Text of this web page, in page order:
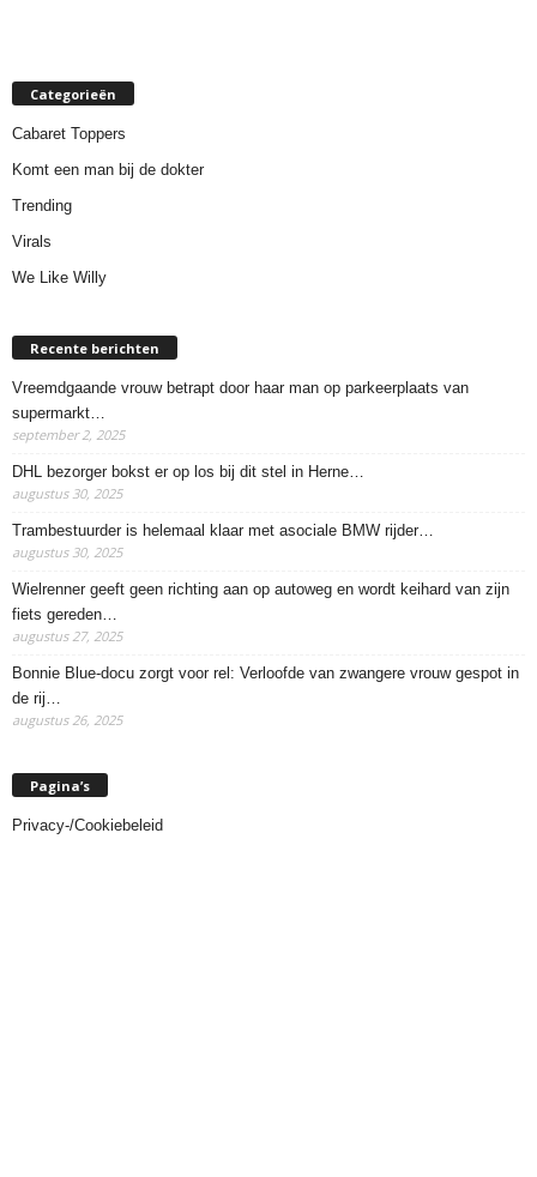
Categorieën
Cabaret Toppers
Komt een man bij de dokter
Trending
Virals
We Like Willy
Recente berichten
Vreemdgaande vrouw betrapt door haar man op parkeerplaats van
supermarkt…
september 2, 2025
DHL bezorger bokst er op los bij dit stel in Herne…
augustus 30, 2025
Trambestuurder is helemaal klaar met asociale BMW rijder…
augustus 30, 2025
Wielrenner geeft geen richting aan op autoweg en wordt keihard van zijn
fiets gereden…
augustus 27, 2025
Bonnie Blue-docu zorgt voor rel: Verloofde van zwangere vrouw gespot in
de rij…
augustus 26, 2025
Pagina’s
Privacy-/Cookiebeleid